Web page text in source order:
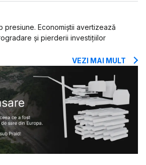
presiune. Economiștii avertizează
și pierderii investițiilor
VEZI MAI MULT